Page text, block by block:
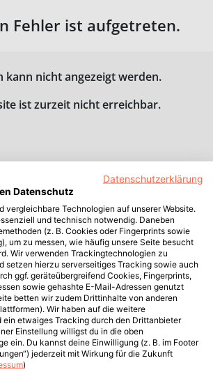
Fehler ist aufgetreten.
kann nicht angezeigt werden.
ist zurzeit nicht erreichbar.
Datenschutzerklärung
Datenschutz
vergleichbare Technologien auf unserer Website.
und technisch notwendig. Daneben
(z. B. Cookies oder Fingerprints sowie
um zu messen, wie häufig unsere Seite besucht
Wir verwenden Trackingtechnologien zu
setzen hierzu serverseitiges Tracking sowie auch
ggf. geräteübergreifend Cookies, Fingerprints,
sowie gehashte E-Mail-Adressen genutzt
betten wir zudem Drittinhalte von anderen
Wir haben auf die weitere
ein etwaiges Tracking durch den Drittanbieter
Einstellung willigst du in die oben
ein. Du kannst deine Einwilligung (z. B. im Footer
jederzeit mit Wirkung für die Zukunft
)